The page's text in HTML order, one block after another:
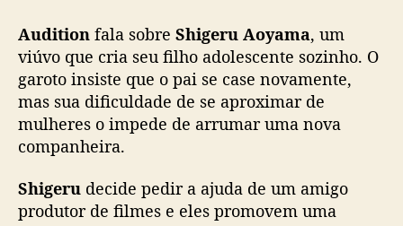
Audition fala sobre Shigeru Aoyama, um
viúvo que cria seu filho adolescente sozinho. O
garoto insiste que o pai se case novamente,
mas sua dificuldade de se aproximar de
mulheres o impede de arrumar uma nova
companheira.
Shigeru decide pedir a ajuda de um amigo
produtor de filmes e eles promovem uma